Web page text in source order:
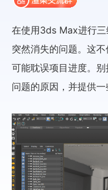
在使用3ds Max进行
突然消失的问题。这
可能耽误项目进度。
问题的原因，并提供一